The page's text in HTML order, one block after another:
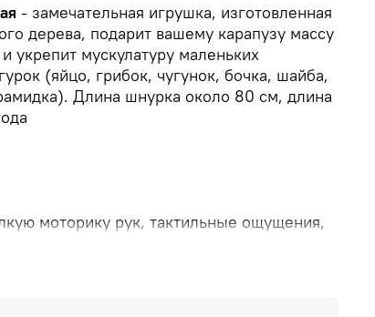
- замечательная игрушка, изготовленная
дерева, подарит вашему карапузу массу
укрепит мускулатуру маленьких
(яйцо, грибок, чугунок, бочка, шайба,
Длина шнурка около 80 см, длина
моторику рук, тактильные ощущения,
дерева. Для удобства нанизывания с